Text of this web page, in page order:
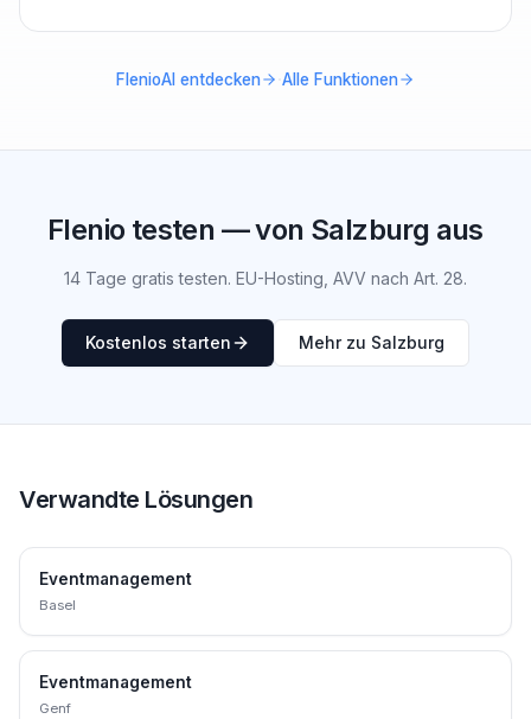
FlenioAI entdecken Alle Funktionen
Flenio testen — von Salzburg aus
14 Tage gratis testen. EU-Hosting, AVV nach Art. 28.
Kostenlos starten Mehr zu Salzburg
Verwandte Lösungen
Eventmanagement
Basel
Eventmanagement
Genf